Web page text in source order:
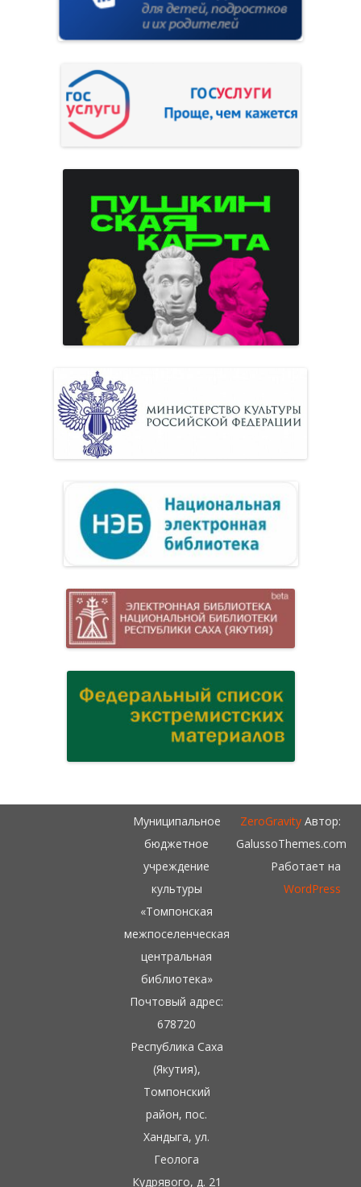
Муниципальное
бюджетное
учреждение
культуры
«Томпонская
межпоселенческая
центральная
библиотека»
Почтовый адрес:
678720
Республика Саха
(Якутия),
Томпонский
район, пос.
Хандыга, ул.
Геолога
Кудрявого, д. 21
ZeroGravityАвтор:
GalussoThemes.com
Работает на
WordPress